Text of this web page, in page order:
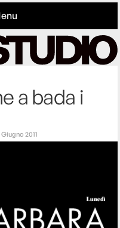
a bada i
Giugno 2011